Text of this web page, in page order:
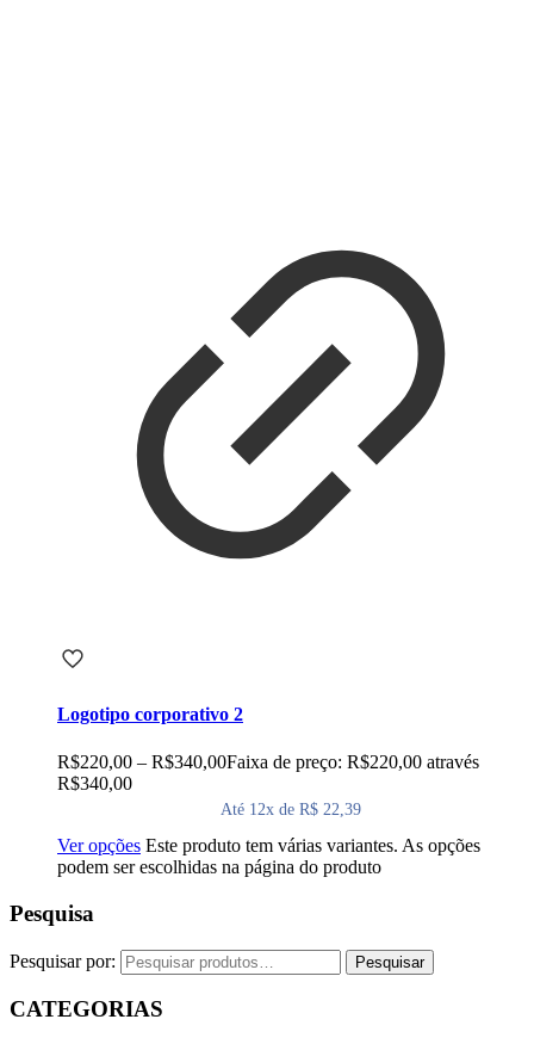
Logotipo corporativo 2
R$220,00 – R$340,00Faixa de preço: R$220,00 através
R$340,00
Até 12x de R$ 22,39
Ver opções Este produto tem várias variantes. As opções
podem ser escolhidas na página do produto
Pesquisa
Pesquisar por: Pesquisar
CATEGORIAS